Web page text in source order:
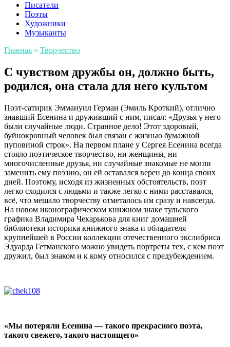
Писатели
Поэты
Художники
Музыканты
Главная » Творчество
С чувством дружбы он, должно быть,
родился, она стала для него культом
Поэт-сатирик Эммануил Герман (Эмиль Кроткий), отлично
знавший Есенина и друживший с ним, писал: «Друзья у него
были случайные люди. Странное дело! Этот здоровый,
буйнокровный человек был связан с жизнью бумажной
пуповиной строк». На первом плане у Сергея Есенина всегда
стояло поэтическое творчество, ни женщины, ни
многочисленные друзья, ни случайные знакомые не могли
заменить ему поэзию, он ей оставался верен до конца своих
дней. Поэтому, исходя из жизненных обстоятельств, поэт
легко сходился с людьми и также легко с ними расставался,
всё, что мешало творчеству отметалось им сразу и навсегда.
На новом иконографическом книжном знаке тульского
графика Владимира Чекарькова для книг домашней
библиотеки историка книжного знака и обладателя
крупнейшей в России коллекции отечественного экслибриса
Эдуарда Гетманского можно увидеть портреты тех, с кем поэт
дружил, был знаком и к кому относился с предубеждением.
«Мы потеряли Есенина — такого прекрасного поэта,
такого свежего, такого настоящего»